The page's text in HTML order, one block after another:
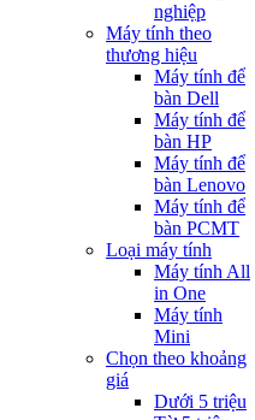
nghiệp
Máy tính theo
thương hiệu
Máy tính để
bàn Dell
Máy tính để
bàn HP
Máy tính để
bàn Lenovo
Máy tính để
bàn PCMT
Loại máy tính
Máy tính All
in One
Máy tính
Mini
Chọn theo khoảng
giá
Dưới 5 triệu